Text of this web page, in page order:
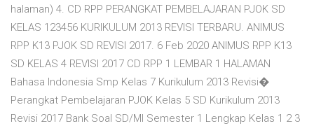
halaman) 4. CD RPP PERANGKAT PEMBELAJARAN PJOK SD
KELAS 123456 KURIKULUM 2013 REVISI TERBARU. ANIMUS
RPP K13 PJOK SD REVISI 2017. 6 Feb 2020 ANIMUS RPP K13
SD KELAS 4 REVISI 2017 CD RPP 1 LEMBAR 1 HALAMAN
Bahasa Indonesia Smp Kelas 7 Kurikulum 2013 Revisi�
Perangkat Pembelajaran PJOK Kelas 5 SD Kurikulum 2013
Revisi 2017 Bank Soal SD/MI Semester 1 Lengkap Kelas 1 2 3